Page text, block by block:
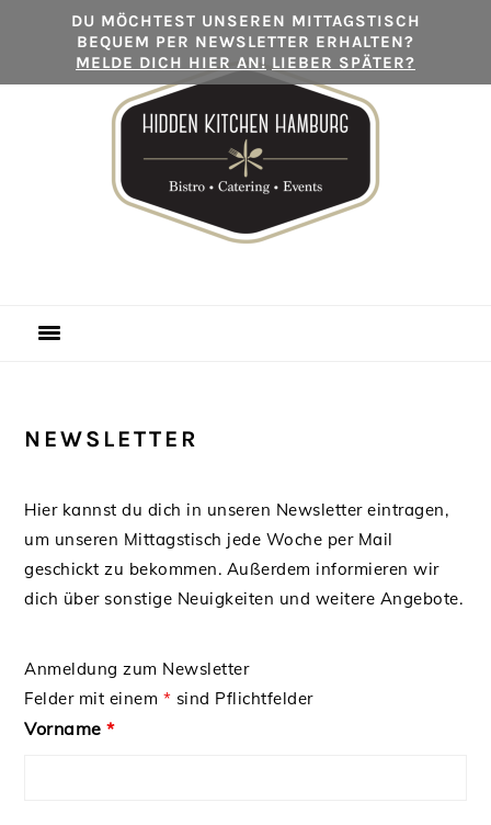
Hauptnavigation
Hauptsidebar
NEWSLETTER
Hier kannst du dich in unseren Newsletter eintragen,
um unseren Mittagstisch jede Woche per Mail
geschickt zu bekommen. Außerdem informieren wir
dich über sonstige Neuigkeiten und weitere Angebote.
Anmeldung zum Newsletter
Felder mit einem * sind Pflichtfelder
Vorname*
DU MÖCHTEST UNSEREN MITTAGSTISCH
BEQUEM PER NEWSLETTER ERHALTEN?
MELDE DICH HIER AN! LIEBER SPÄTER?